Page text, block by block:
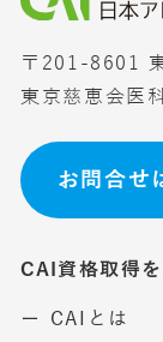
〒201-8601
東京慈恵会医
お問合せ
CAI資格取得
ー CAIとは